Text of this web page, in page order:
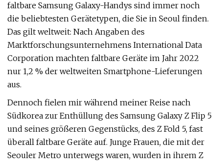
faltbare Samsung Galaxy-Handys sind immer noch
die beliebtesten Gerätetypen, die Sie in Seoul finden.
Das gilt weltweit: Nach Angaben des
Marktforschungsunternehmens International Data
Corporation machten faltbare Geräte im Jahr 2022
nur 1,2 % der weltweiten Smartphone-Lieferungen
aus.
Dennoch fielen mir während meiner Reise nach
Südkorea zur Enthüllung des Samsung Galaxy Z Flip 5
und seines größeren Gegenstücks, des Z Fold 5, fast
überall faltbare Geräte auf. Junge Frauen, die mit der
Seouler Metro unterwegs waren, wurden in ihrem Z